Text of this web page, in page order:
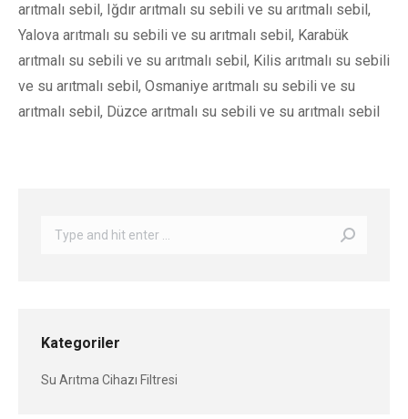
arıtmalı sebil, Iğdır arıtmalı su sebili ve su arıtmalı sebil,
Yalova arıtmalı su sebili ve su arıtmalı sebil, Karabük
arıtmalı su sebili ve su arıtmalı sebil, Kilis arıtmalı su sebili
ve su arıtmalı sebil, Osmaniye arıtmalı su sebili ve su
arıtmalı sebil, Düzce arıtmalı su sebili ve su arıtmalı sebil
Kategoriler
Su Arıtma Cihazı Filtresi